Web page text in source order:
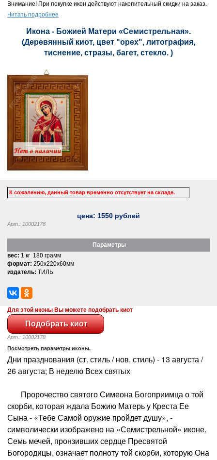
Внимание! При покупке икон действуют накопительный скидки на заказ.
Читать подробнее
Икона - Божией Матери «Семистрельная».
(Деревянный киот, цвет "орех", литография,
тиснение, стразы, багет, стекло. )
К сожалению, данный товар временно отсутствует на складе.
цена: 1550 рублей
Арт.: 10002178
Параметры
вес: 1 кг 180 грамм
формат: 250x220x60мм
издатель: ТИЛЬ
Для этой иконы Вы можете подобрать киот
Арт.: 10002178
Посмотреть параметры иконы.
Дни празднования (ст. стиль / нов. стиль) - 13 августа /
26 августа; В неделю Всех святых
Пророчество святого Симеона Богоприимца о той
скорби, которая ждала Божию Матерь у Креста Ее
Сына - «Тебе Самой оружие пройдет душу», -
символически изображено на «Семистрельной» иконе.
Семь мечей, пронзивших сердце Пресвятой
Богородицы, означает полноту той скорби, которую Она